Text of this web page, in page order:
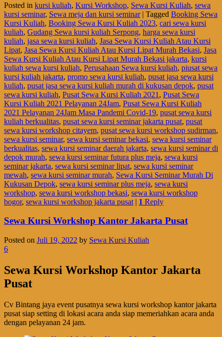
Posted in kursi kuliah, Kursi Workshop, Sewa Kursi Kuliah, sewa
kursi seminar, Sewa meja dan kursi seminar | Tagged Booking Sewa
Kursi Kuliah, Booking Sewa Kursi Kuliah 2023, cari sewa kursi
kuliah, Gudang Sewa kursi kuliah Serpong, harga sewa kursi
kuliah, jasa sewa kursi kuliah, Jasa Sewa Kursi Kuliah Atau Kursi
Lipat, Jasa Sewa Kursi Kuliah Atau Kursi Lipat Murah Bekasi, Jasa
Sewa Kursi Kuliah Atau Kursi Lipat Murah Bekasi jakarta, kursi
kuliah sewa kursi kuliah, Perusahaan Sewa kursi kuliah, piusat sewa
kursi kuliah jakarta, promo sewa kursi kuliah, pusat jasa sewa kursi
kuliah, pusat jasa sewa kursi kuliah murah di kukusan depok, pusat
sewa kursi kuliah, Pusat Sewa Kursi Kuliah 2021 , Pusat Sewa
Kursi Kuliah 2021 Pelayanan 24Jam, Pusat Sewa Kursi Kuliah
2021 Pelayanan 24Jam Masa Pandemi Covid-19, pusat sewa kursi
kuliah berkualitas, pusat sewa kursi seminar jakarta pusat, pusat
sewa kursi workshop citayem, pusat sewa kursi workshop sudirman,
sewa kursi seminar, sewa kursi seminar bekasi, sewa kursi seminar
berkualitas, sewa kursi seminar daerah jakarta, sewa kursi seminar di
depok murah, sewa kursi seminar futura plus meja, sewa kursi
seminar jakarta, sewa kursi seminar lipat, sewa kursi seminar
mewah, sewa kursi seminar murah, Sewa Kursi Seminar Murah Di
Kukusan Depok, sewa kursi seminar plus meja, sewa kursi
workshop, sewa kursi workshop bekasi, sewa kursi workshop
bogor, sewa kursi workshop jakarta pusat | 1 Reply
Sewa Kursi Workshop Kantor Jakarta Pusat
Posted on Juli 19, 2022 by Sewa Kursi Kuliah
6
Sewa Kursi Workshop Kantor Jakarta
Pusat
Cv Bintang jaya event pusatnya sewa kursi workshop kantor jakarta
pusat siap setting di lokasi acara anda siap memeriahkan acara anda
dengan pelayanan 24 jam.